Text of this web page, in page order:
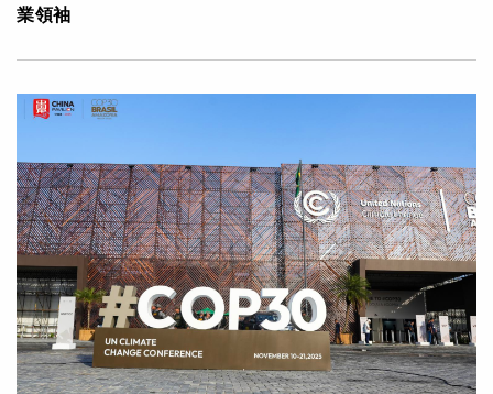
業領袖